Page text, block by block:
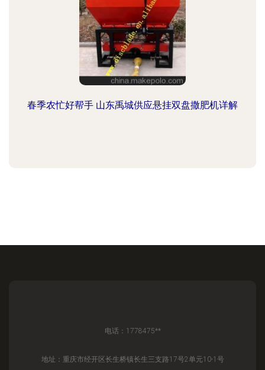
春季农忙好帮手 山东禹城供应悬挂双盘撒肥机详解
电话：1778475**
地址：重庆市经开区长生桥镇长生三支路17号2单元10-1号